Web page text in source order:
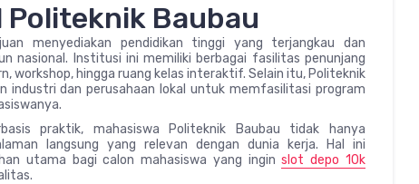
Baubau
menyediakan pendidikan tinggi yang terjangkau dan
nasional. Institusi ini memiliki berbagai fasilitas penunjang
workshop, hingga ruang kelas interaktif. Selain itu, Politeknik
industri dan perusahaan lokal untuk memfasilitasi program
praktik, mahasiswa Politeknik Baubau tidak hanya
langsung yang relevan dengan dunia kerja. Hal ini
utama bagi calon mahasiswa yang inginslot depo 10k